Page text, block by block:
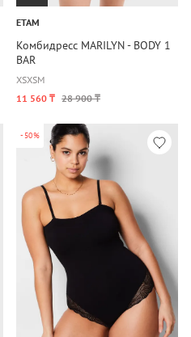
ETAM
Комбидресс MARILYN - BODY 1
BAR
XSXSM
11 560 ₸ 28 900 ₸
-50%